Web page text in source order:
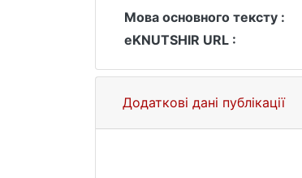
Мова основного тексту :
eKNUTSHIR URL :
Додаткові дані публікації